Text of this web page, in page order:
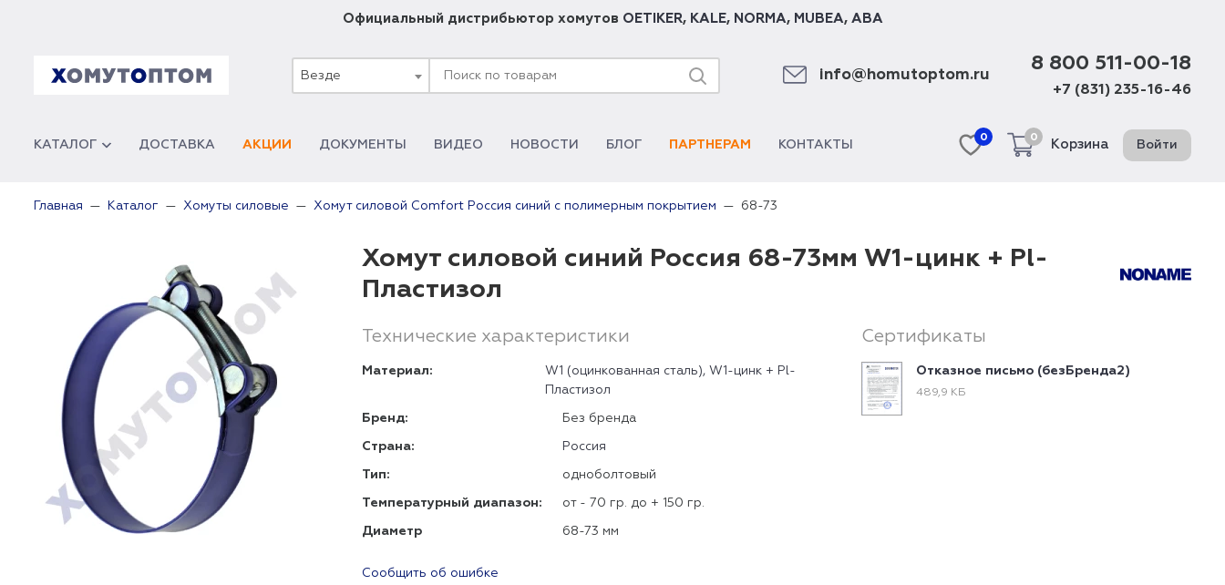
Официальный дистрибьютор хомутов OETIKER, KALE, NORMA, MUBEA, ABA
Везде info@homutoptom.ru
8 800 511-00-18
+7 (831) 235-16-46
КАТАЛОГ ДОСТАВКА АКЦИИ ДОКУМЕНТЫ ВИДЕО НОВОСТИ БЛОГ ПАРТНЕРАМ КОНТАКТЫ
0 0
Корзина Войти
Главная Каталог Хомуты силовые Хомут силовой Comfort Россия синий с полимерным покрытием 68-73
Хомут силовой синий Россия 68-73мм W1-цинк + Pl-
Пластизол
Технические характеристики
Материал:
W1 (оцинкованная сталь), W1-цинк + Pl-
Пластизол
Бренд: Без бренда
Страна: Россия
Тип: одноболтовый
Температурный диапазон: от - 70 гр. до + 150 гр.
Диаметр 68-73 мм
Сообщить об ошибке
Сертификаты
Отказное письмо (безБренда2)
489,9 КБ